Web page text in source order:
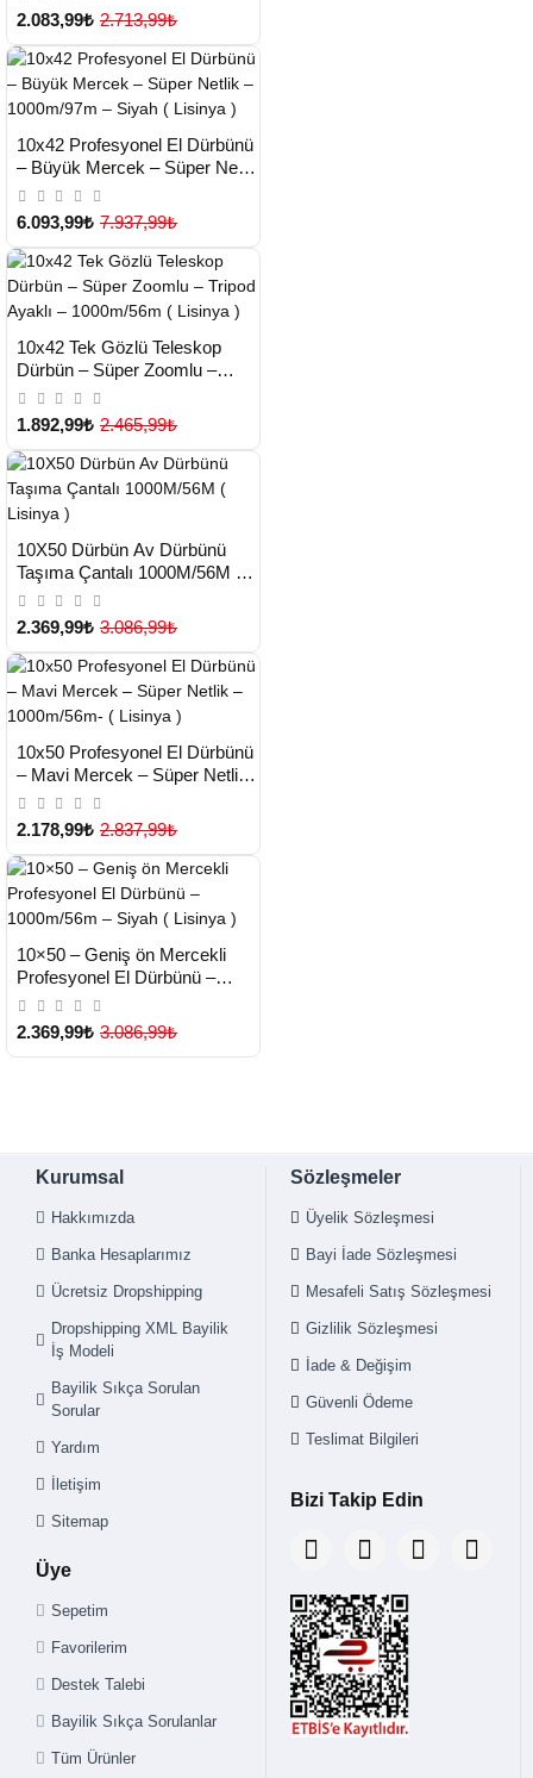
2.083,99₺ 2.713,99₺
TESLİMAT
Yeni Ürün
10x42 Profesyonel El Dürbünü
– Büyük Mercek – Süper Netlik
– 1000m/97m – Siyah ( Lisinya
)
6.093,99₺ 7.937,99₺
TESLİMAT
10x42 Tek Gözlü Teleskop
Dürbün – Süper Zoomlu –
Tripod Ayaklı – 1000m/56m (
Lisinya )
1.892,99₺ 2.465,99₺
TESLİMAT
Yeni Ürün
10X50 Dürbün Av Dürbünü
Taşıma Çantalı 1000M/56M (
Lisinya )
2.369,99₺ 3.086,99₺
TESLİMAT
Yeni Ürün
10x50 Profesyonel El Dürbünü
– Mavi Mercek – Süper Netlik
– 1000m/56m- ( Lisinya )
2.178,99₺ 2.837,99₺
TESLİMAT
Yeni Ürün
10×50 – Geniş ön Mercekli
Profesyonel El Dürbünü –
1000m/56m – Siyah ( Lisinya )
2.369,99₺ 3.086,99₺
Kurumsal
Hakkımızda
Banka Hesaplarımız
Ücretsiz Dropshipping
Dropshipping XML Bayilik
İş Modeli
Bayilik Sıkça Sorulan
Sorular
Yardım
İletişim
Sitemap
Üye
Sepetim
Favorilerim
Destek Talebi
Bayilik Sıkça Sorulanlar
Tüm Ürünler
Sözleşmeler
Üyelik Sözleşmesi
Bayi İade Sözleşmesi
Mesafeli Satış Sözleşmesi
Gizlilik Sözleşmesi
İade & Değişim
Güvenli Ödeme
Teslimat Bilgileri
Bizi Takip Edin